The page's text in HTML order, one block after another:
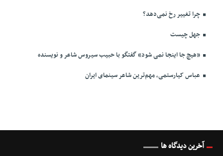
چرا تغییر رخ نمی‌دهد؟
جهل چیست
«هیچ جا اینجا نمی شود» گفتگو با حبیب سیروس شاعر و نویسنده
عباس کیارستمی، مهم‌ترین شاعر سینمای ایران
آخرین دیدگاه ها